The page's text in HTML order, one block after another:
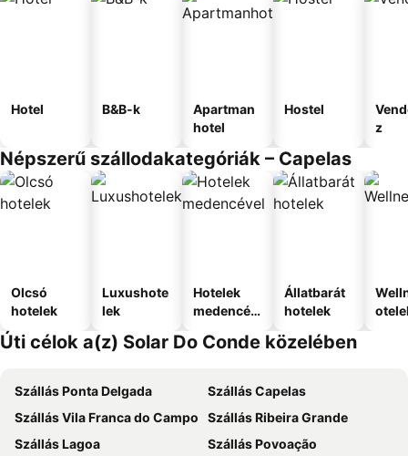
Hotel B&B-k
Apartman
hotel
Hostel
z
Népszerű szállodakategóriák – Capelas
Olcsó
hotelek
Luxushote
lek
Hotelek
medencév
Állatbarát
hotelek
Úti célok a(z) Solar Do Conde közelében
Szállás Ponta Delgada
Szállás Capelas
Szállás Vila Franca do Campo
Szállás Ribeira Grande
Szállás Lagoa
Szállás Povoação